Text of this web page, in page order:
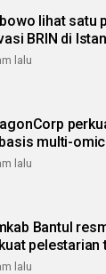
lihat satu
BRIN di
lalu
multi-
lalu
Bantul
pelestarian
lalu